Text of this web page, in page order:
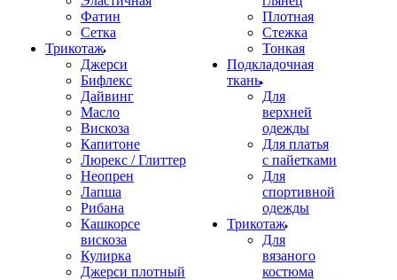
Фатин
Сетка
Трикотаж
Джерси
Бифлекс
Дайвинг
Масло
Вискоза
Капитоне
Люрекс / Глиттер
Неопрен
Лапша
Рибана
Кашкорсе
вискоза
Кулирка
Джерси плотный
Плотная
Стежка
Тонкая
Подкладочная
ткань
Для
верхней
одежды
Для платья
с пайетками
Для
спортивной
одежды
Трикотаж
Для
вязаного
костюма